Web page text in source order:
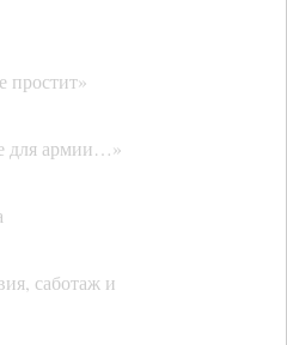
простит»
для армии…»
саботаж и